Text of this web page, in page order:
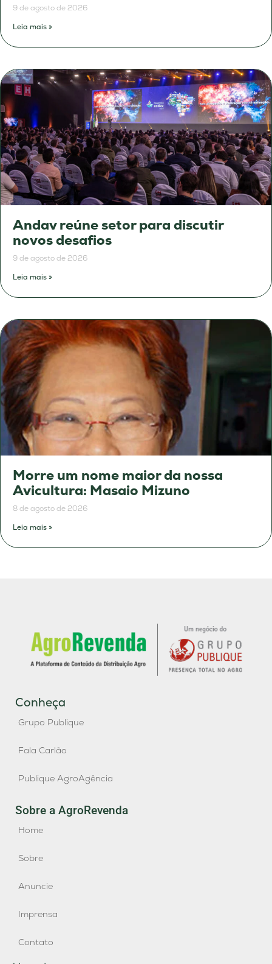
9 de agosto de 2026
Leia mais »
Andav reúne setor para discutir
novos desafios
9 de agosto de 2026
Leia mais »
Morre um nome maior da nossa
Avicultura: Masaio Mizuno
8 de agosto de 2026
Leia mais »
Conheça
Grupo Publique
Fala Carlão
Publique AgroAgência
Sobre a AgroRevenda
Home
Sobre
Anuncie
Imprensa
Contato